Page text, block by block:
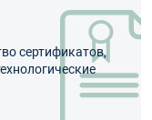
сертификатов,